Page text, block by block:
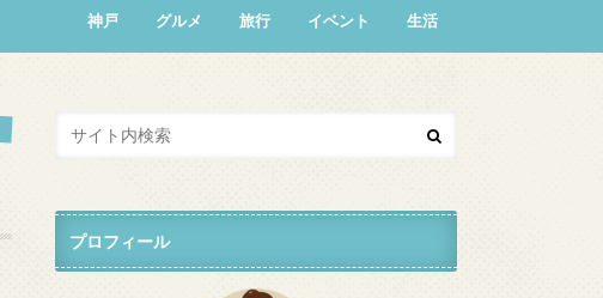
神戸 グルメ 旅行 イベント 生活
プロフィール